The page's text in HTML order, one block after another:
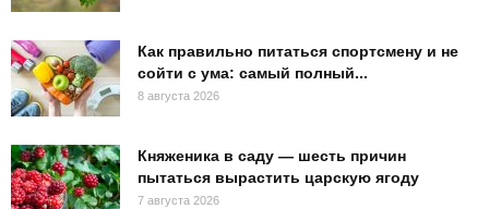
Как правильно питаться спортсмену и не
сойти с ума: самый полный...
8 августа 2026
Княженика в саду — шесть причин
пытаться вырастить царскую ягоду
7 августа 2026